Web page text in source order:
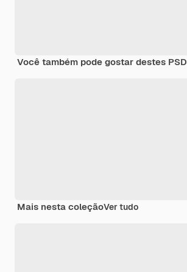
Você também pode gostar destes PSD
Mais nesta coleçãoVer tudo